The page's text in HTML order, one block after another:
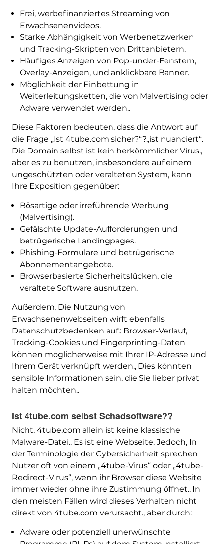
Frei, werbefinanziertes Streaming von
Erwachsenenvideos.
Starke Abhängigkeit von Werbenetzwerken
und Tracking-Skripten von Drittanbietern.
Häufiges Anzeigen von Pop-under-Fenstern,
Overlay-Anzeigen, und anklickbare Banner.
Möglichkeit der Einbettung in
Weiterleitungsketten, die von Malvertising oder
Adware verwendet werden..
Diese Faktoren bedeuten, dass die Antwort auf
die Frage „Ist 4tube.com sicher?“?„ist nuanciert“.
Die Domain selbst ist kein herkömmlicher Virus.,
aber es zu benutzen, insbesondere auf einem
ungeschützten oder veralteten System, kann
Ihre Exposition gegenüber:
Bösartige oder irreführende Werbung
(Malvertising).
Gefälschte Update-Aufforderungen und
betrügerische Landingpages.
Phishing-Formulare und betrügerische
Abonnementangebote.
Browserbasierte Sicherheitslücken, die
veraltete Software ausnutzen.
Außerdem, Die Nutzung von
Erwachsenenwebseiten wirft ebenfalls
Datenschutzbedenken auf.: Browser-Verlauf,
Tracking-Cookies und Fingerprinting-Daten
können möglicherweise mit Ihrer IP-Adresse und
Ihrem Gerät verknüpft werden., Dies könnten
sensible Informationen sein, die Sie lieber privat
halten möchten..
Ist 4tube.com selbst Schadsoftware??
Nicht, 4tube.com allein ist keine klassische
Malware-Datei.. Es ist eine Webseite. Jedoch, In
der Terminologie der Cybersicherheit sprechen
Nutzer oft von einem „4tube-Virus“ oder „4tube-
Redirect-Virus“, wenn ihr Browser diese Website
immer wieder ohne ihre Zustimmung öffnet.. In
den meisten Fällen wird dieses Verhalten nicht
direkt von 4tube.com verursacht., aber durch:
Adware oder potenziell unerwünschte